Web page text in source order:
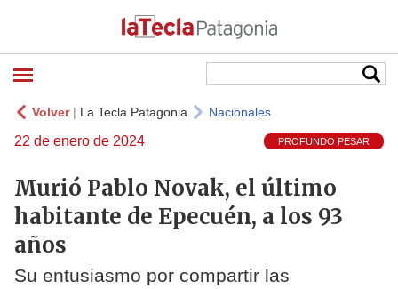
Volver| La Tecla Patagonia Nacionales
22 de enero de 2024 PROFUNDO PESAR
Murió Pablo Novak, el último
habitante de Epecuén, a los 93
años
Su entusiasmo por compartir las